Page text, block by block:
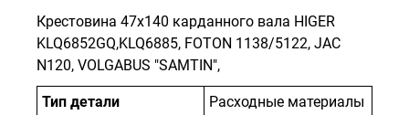
Крестовина 47x140 карданного вала HIGER
KLQ6852GQ,KLQ6885, FOTON 1138/5122, JAC
N120, VOLGABUS "SAMTIN",
Тип детали
Расходные материалы